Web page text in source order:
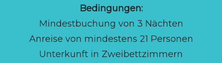
Bedingungen:
Mindestbuchung von 3 Nächten
Anreise von mindestens 21 Personen
Unterkunft in Zweibettzimmern